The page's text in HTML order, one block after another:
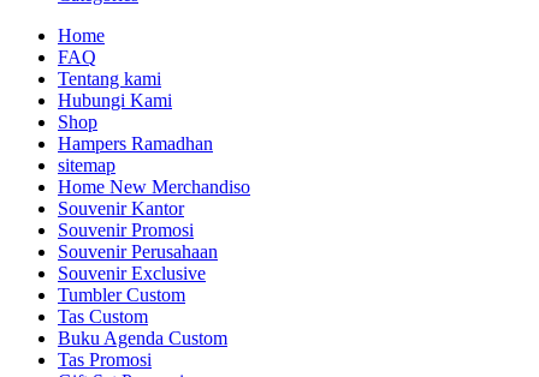
Home
FAQ
Tentang kami
Hubungi Kami
Shop
Hampers Ramadhan
sitemap
Home New Merchandiso
Souvenir Kantor
Souvenir Promosi
Souvenir Perusahaan
Souvenir Exclusive
Tumbler Custom
Tas Custom
Buku Agenda Custom
Tas Promosi